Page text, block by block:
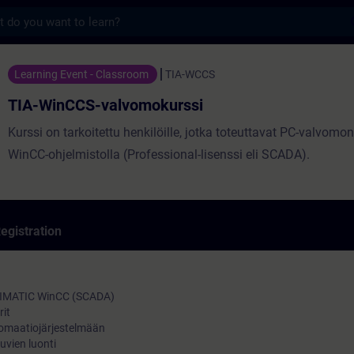
valvomokurssi - Training - Training -
Learning Event - Classroom TIA-WCCS
TIA-WinCCS-valvomokurssi
Kurssi on tarkoitettu henkilöille, jotka toteuttavat PC-
WinCC-ohjelmistolla (Professional-lisenssi eli SCADA).
WinCC (SCADA)
luonti